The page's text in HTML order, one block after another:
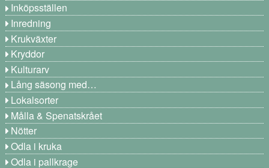
Inköpsställen
Inredning
Krukväxter
Kryddor
Kulturarv
Lång säsong med…
Lokalsorter
Målla & Spenatskrået
Nötter
Odla i kruka
Odla i pallkrage